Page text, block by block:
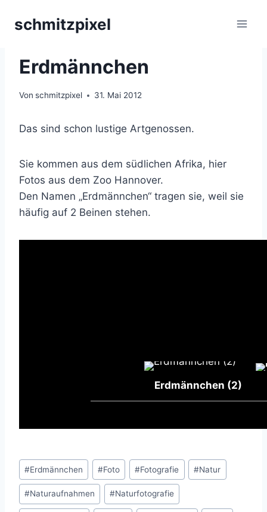
Inhaltschmitzpixel
Erdmännchen
Von schmitzpixel 31. Mai 2012
Das sind schon lustige Artgenossen.
Sie kommen aus dem südlichen Afrika, hier
Fotos aus dem Zoo Hannover.
Den Namen „Erdmännchen“ tragen sie, weil sie
häufig auf 2 Beinen stehen.
Erdmännchen (2)
Schlagworte:
#Erdmännchen #Foto #Fotografie #Natur
#Naturaufnahmen #Naturfotografie